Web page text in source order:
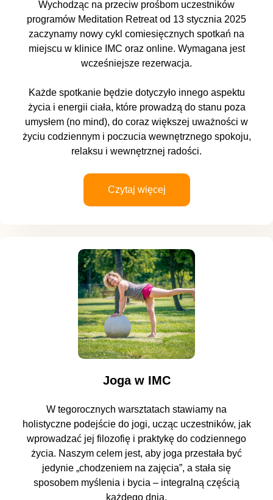
Wychodząc na przeciw prośbom uczestników
programów Meditation Retreat od 13 stycznia 2025
zaczynamy nowy cykl comiesięcznych spotkań na
miejscu w klinice IMC oraz online. Wymagana jest
wcześniejsze rezerwacja.
Każde spotkanie będzie dotyczyło innego aspektu
życia i energii ciała, które prowadzą do stanu poza
umysłem (no mind), do coraz większej uważności w
życiu codziennym i poczucia wewnętrznego spokoju,
relaksu i wewnętrznej radości.
Czytaj więcej
Joga w IMC
W tegorocznych warsztatach stawiamy na
holistyczne podejście do jogi, ucząc uczestników, jak
wprowadzać jej filozofię i praktykę do codziennego
życia. Naszym celem jest, aby joga przestała być
jedynie „chodzeniem na zajęcia”, a stała się
sposobem myślenia i bycia – integralną częścią
każdego dnia.